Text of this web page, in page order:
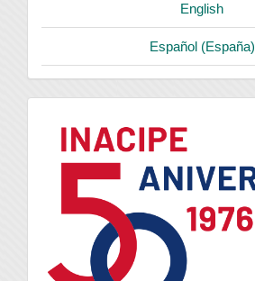
English
Español (España)
logo